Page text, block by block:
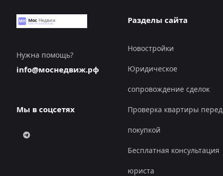
Нужна помощь?
info@моснедвиж.рф
Мы в соцсетях
Разделы сайта
Новостройки
Юридическое
сопровождение сделок
Проверка квартиры перед
покупкой
Бесплатная консультация
юриста